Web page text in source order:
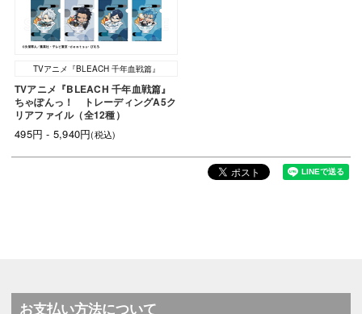
TVアニメ『BLEACH 千年血戦篇』
TVアニメ『BLEACH 千年血戦篇』
ちゃぽんっ！ トレーディングA5ク
リアファイル（全12種）
495円 - 5,940円(税込)
お支払い方法について